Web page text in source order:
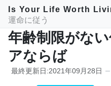
Is Your Life Worth
運命に従う
年齢制限がな
アならば
最終更新日:2021年09月28日